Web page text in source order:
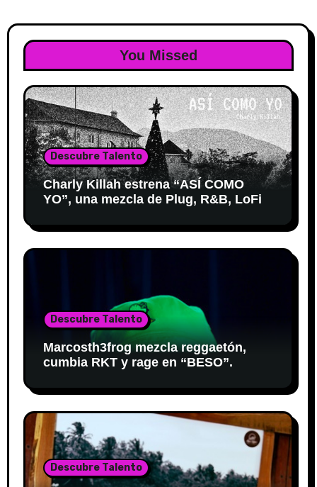
You Missed
Descubre Talento
Charly Killah estrena “ASÍ COMO
YO”, una mezcla de Plug, R&B, LoFi
Descubre Talento
Marcosth3frog mezcla reggaetón,
cumbia RKT y rage en “BESO”.
Descubre Talento